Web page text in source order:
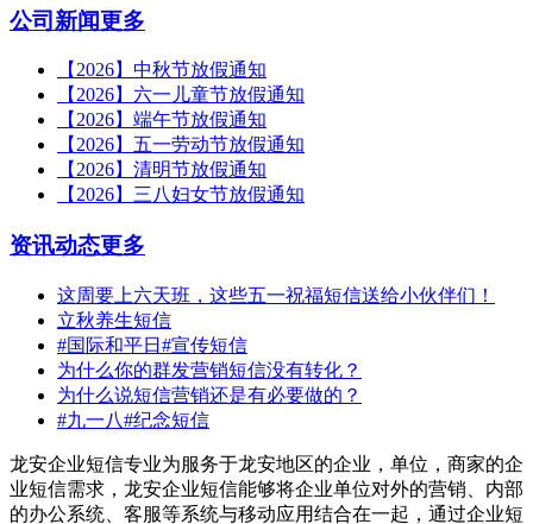
公司新闻更多
【2026】中秋节放假通知
【2026】六一儿童节放假通知
【2026】端午节放假通知
【2026】五一劳动节放假通知
【2026】清明节放假通知
【2026】三八妇女节放假通知
资讯动态更多
这周要上六天班，这些五一祝福短信送给小伙伴们！
立秋养生短信
#国际和平日#宣传短信
为什么你的群发营销短信没有转化？
为什么说短信营销还是有必要做的？
#九一八#纪念短信
龙安企业短信专业为服务于龙安地区的企业，单位，商家的企
业短信需求，龙安企业短信能够将企业单位对外的营销、内部
的办公系统、客服等系统与移动应用结合在一起，通过企业短